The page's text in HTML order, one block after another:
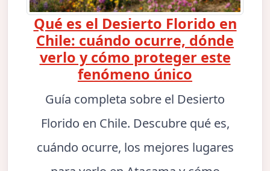
Qué es el Desierto Florido en
Chile: cuándo ocurre, dónde
verlo y cómo proteger este
fenómeno único
Guía completa sobre el Desierto
Florido en Chile. Descubre qué es,
cuándo ocurre, los mejores lugares